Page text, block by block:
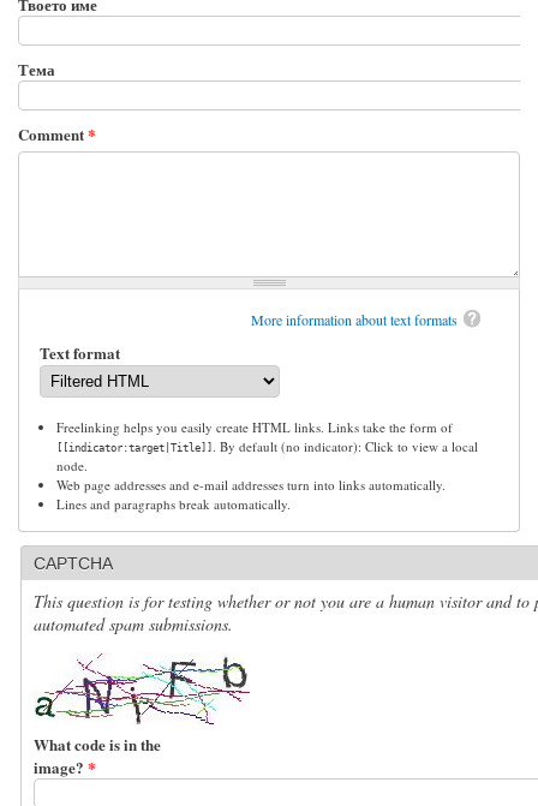
Тема
Comment*
More information about text formats
Text format
Freelinking helps you easily create HTML links. Links take the form of
[[indicator:target|Title]] . By default (no indicator): Click to view a local
node.
Web page addresses and e-mail addresses turn into links automatically.
Lines and paragraphs break automatically.
CAPTCHA
This question is for testing whether or not you are a human visitor and to
automated spam submissions.
What code is in the
image? *